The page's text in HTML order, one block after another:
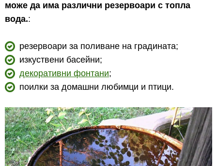
може да има различни резервоари с топла
вода.:
резервоари за поливане на градината;
изкуствени басейни;
декоративни фонтани;
поилки за домашни любимци и птици.